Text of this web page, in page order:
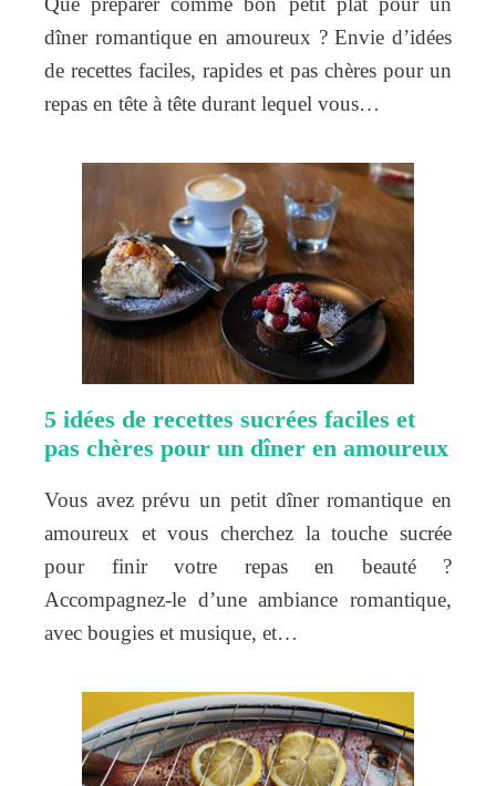
dîner romantique en amoureux ? Envie d’idées
de recettes faciles, rapides et pas chères pour un
repas en tête à tête durant lequel vous…
5 idées de recettes sucrées faciles et
pas chères pour un dîner en amoureux
Vous avez prévu un petit dîner romantique en
amoureux et vous cherchez la touche sucrée
pour finir votre repas en beauté ?
Accompagnez-le d’une ambiance romantique,
avec bougies et musique, et…